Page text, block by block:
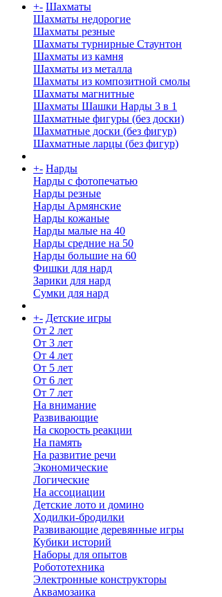
+- Шахматы
Шахматы недорогие
Шахматы резные
Шахматы турнирные Стаунтон
Шахматы из камня
Шахматы из металла
Шахматы из композитной смолы
Шахматы магнитные
Шахматы Шашки Нарды 3 в 1
Шахматные фигуры (без доски)
Шахматные доски (без фигур)
Шахматные ларцы (без фигур)
+- Нарды
Нарды с фотопечатью
Нарды резные
Нарды Армянские
Нарды кожаные
Нарды малые на 40
Нарды средние на 50
Нарды большие на 60
Фишки для нард
Зарики для нард
Сумки для нард
+- Детские игры
От 2 лет
От 3 лет
От 4 лет
От 5 лет
От 6 лет
От 7 лет
На внимание
Развивающие
На скорость реакции
На память
На развитие речи
Экономические
Логические
На ассоциации
Детские лото и домино
Ходилки-бродилки
Развивающие деревянные игры
Кубики историй
Наборы для опытов
Робототехника
Электронные конструкторы
Аквамозаика